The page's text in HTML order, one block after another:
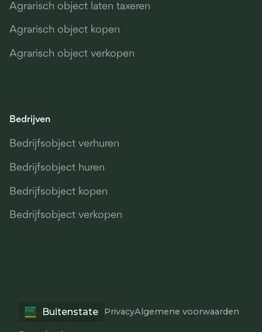
Agrarisch object laten taxeren
Agrarisch object kopen
Agrarisch object verkopen
Bedrijven
Bedrijfsobject verhuren
Bedrijfsobject huren
Bedrijfsobject kopen
Bedrijfsobject verkopen
Buitenstate PrivacyAlgemene voorwaarden